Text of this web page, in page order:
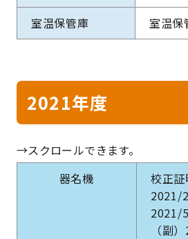
室温保管庫
室温保
2021年度
器名機
校正
2021/
2021/
（副